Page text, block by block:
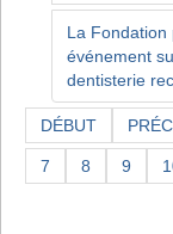
La Fondation
événement
dentisterie
DÉBUT
7 8 9